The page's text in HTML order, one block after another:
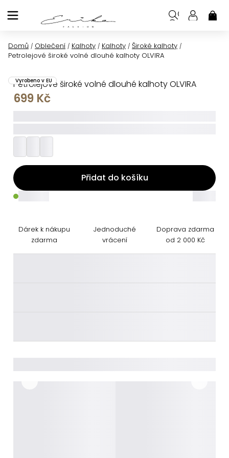
na
Domů / Oblečení / Kalhoty / Kalhoty / Široké kalhoty /
Petrolejové široké volné dlouhé kalhoty OLVIRA
Petrolejové široké volné dlouhé kalhoty OLVIRA
Vyrobeno v EU
699 Kč
Přidat do košíku
Dárek k nákupu
zdarma
Jednoduché
vrácení
Doprava zdarma
od 2 000 Kč